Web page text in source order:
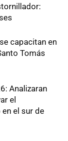
capacitan en
Tomás
Analizaran
el
el sur de